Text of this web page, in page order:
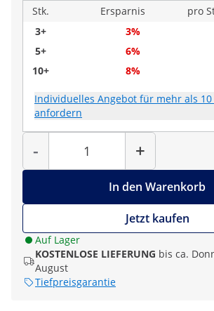
Stk.
Ersparnis
pro
3+
3%
5+
6%
10+
8%
Individuelles Angebot für mehr als
anfordern
-
Menge
+
In den Warenkorb
Jetzt kaufen
Auf Lager
KOSTENLOSE LIEFERUNG bis ca.
August
Tiefpreisgarantie